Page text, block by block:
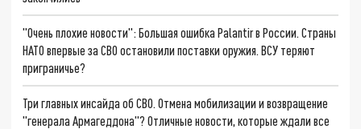
"Очень плохие новости": Большая ошибка Palantir в России. Страны
НАТО впервые за СВО остановили поставки оружия. ВСУ теряют
приграничье?
Три главных инсайда об СВО. Отмена мобилизации и возвращение
"генерала Армагеддона"? Отличные новости, которые ждали все